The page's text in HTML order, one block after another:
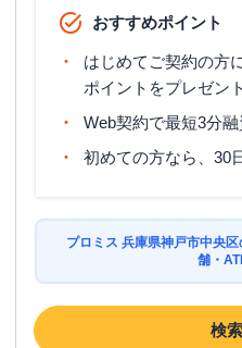
営業時間
平日：
土曜
：
日祝 ：
ATM営業時間
平日：
土曜：
日祝
：
駐車場 ✕
住所
おすすめポイント
はじめてご契約の方
ポイントをプレゼン
Web契約で最短3分
初めての方なら、30
プロミス 兵庫県神戸市中央
舗・
検